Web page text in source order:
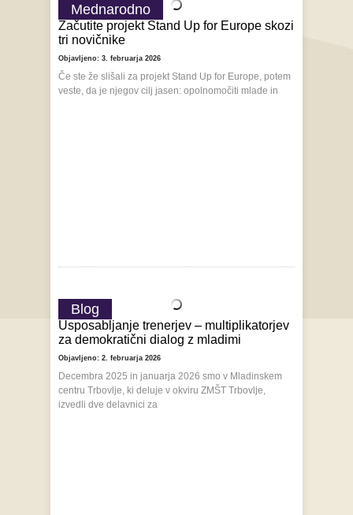
Mednarodno
Začutite projekt Stand Up for Europe skozi
tri novičnike
Objavljeno: 3. februarja 2026
Če ste že slišali za projekt Stand Up for Europe, potem
veste, da je njegov cilj jasen: opolnomočiti mlade in
Blog
Usposabljanje trenerjev – multiplikatorjev
za demokratični dialog z mladimi
Objavljeno: 2. februarja 2026
Decembra 2025 in januarja 2026 smo v Mladinskem
centru Trbovlje, ki deluje v okviru ZMŠT Trbovlje,
izvedli dve delavnici za